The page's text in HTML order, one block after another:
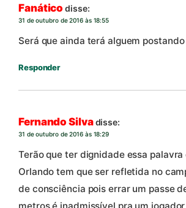
Fanático disse:
31 de outubro de 2016 às 18:55
Será que ainda terá alguem
Responder
Fernando Silvadisse:
31 de outubro de 2016 às 18:29
Terão que ter dignidade essa palavra
Orlando tem que ser refletida no
de consciência pois errar um passe